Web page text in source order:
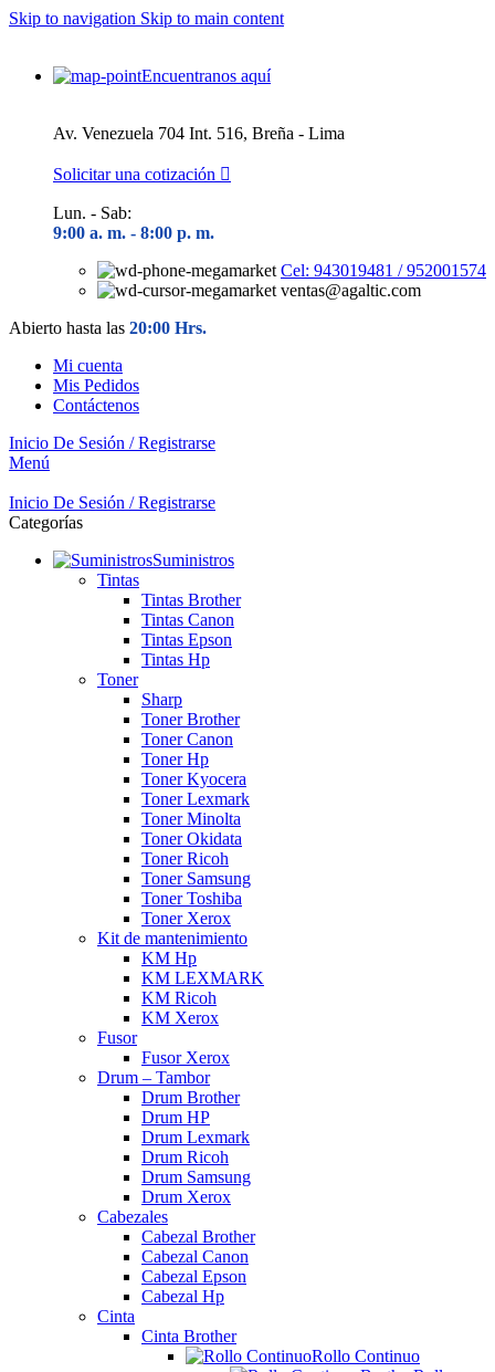
Skip to navigation Skip to main content
Encuentranos aquí
Av. Venezuela 704 Int. 516, Breña - Lima
Solicitar una cotización
Lun. - Sab:
9:00 a. m. - 8:00 p. m.
Cel: 943019481 / 952001574
ventas@agaltic.com
Abierto hasta las 20:00 Hrs.
Mi cuenta
Mis Pedidos
Contáctenos
Inicio De Sesión / Registrarse
Menú
Inicio De Sesión / Registrarse
Categorías
Suministros
Tintas
Tintas Brother
Tintas Canon
Tintas Epson
Tintas Hp
Toner
Sharp
Toner Brother
Toner Canon
Toner Hp
Toner Kyocera
Toner Lexmark
Toner Minolta
Toner Okidata
Toner Ricoh
Toner Samsung
Toner Toshiba
Toner Xerox
Kit de mantenimiento
KM Hp
KM LEXMARK
KM Ricoh
KM Xerox
Fusor
Fusor Xerox
Drum – Tambor
Drum Brother
Drum HP
Drum Lexmark
Drum Ricoh
Drum Samsung
Drum Xerox
Cabezales
Cabezal Brother
Cabezal Canon
Cabezal Epson
Cabezal Hp
Cinta
Cinta Brother
Rollo Continuo